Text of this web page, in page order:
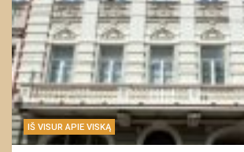
IŠ VISUR APIE VISKĄ